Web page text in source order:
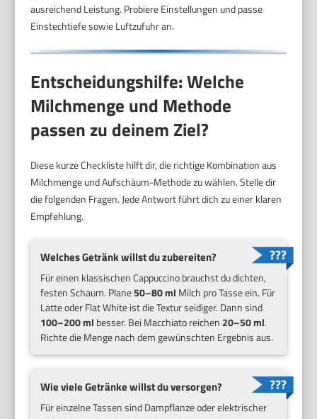
ausreichend Leistung. Probiere Einstellungen und passe
Einstechtiefe sowie Luftzufuhr an.
Entscheidungshilfe: Welche
Milchmenge und Methode
passen zu deinem Ziel?
Diese kurze Checkliste hilft dir, die richtige Kombination aus
Milchmenge und Aufschäum-Methode zu wählen. Stelle dir
die folgenden Fragen. Jede Antwort führt dich zu einer klaren
Empfehlung.
Welches Getränk willst du zubereiten?
Für einen klassischen Cappuccino brauchst du dichten,
festen Schaum. Plane50–80 ml Milch pro Tasse ein. Für
Latte oder Flat White ist die Textur seidiger. Dann sind
100–200 ml besser. Bei Macchiato reichen 20–50 ml.
Richte die Menge nach dem gewünschten Ergebnis aus.
Wie viele Getränke willst du versorgen?
Für einzelne Tassen sind Dampflanze oder elektrischer